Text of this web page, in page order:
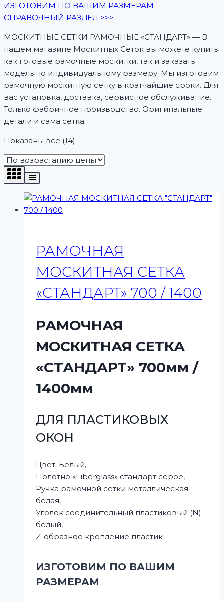
ИЗГОТОВИМ ПО ВАШИМ РАЗМЕРАМ —
СПРАВОЧНЫЙ РАЗДЕЛ >>>
МОСКИТНЫЕ СЕТКИ РАМОЧНЫЕ «СТАНДАРТ» — В
нашем магазине Москитных Сеток вы можете купить
как готовые рамочные москитки, так и заказать
модель по индивидуальному размеру. Мы изготовим
рамочную москитную сетку в кратчайшие сроки. Для
вас установка, доставка, сервисное обслуживание.
Только фабричное производство. Оригинальные
детали и сама сетка.
Показаны все (14)
по
возрастанию
РАМОЧНАЯ
МОСКИТНАЯ СЕТКА
«СТАНДАРТ» 700 / 1400
РАМОЧНАЯ
МОСКИТНАЯ СЕТКА
«СТАНДАРТ» 700мм /
1400мм
ДЛЯ ПЛАСТИКОВЫХ
ОКОН
Цвет: Белый,
Полотно «Fiberglass» стандарт серое,
Ручка рамочной сетки металлическая
белая,
Уголок соединительный пластиковый (N)
белый,
Z-образное крепление пластик
ИЗГОТОВИМ ПО ВАШИМ
РАЗМЕРАМ